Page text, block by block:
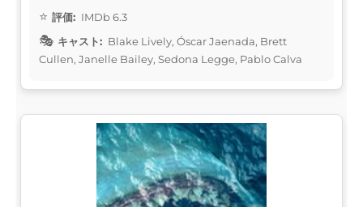
評価: IMDb 6.3
キャスト: Blake Lively, Óscar Jaenada, Brett
Cullen, Janelle Bailey, Sedona Legge, Pablo Calva